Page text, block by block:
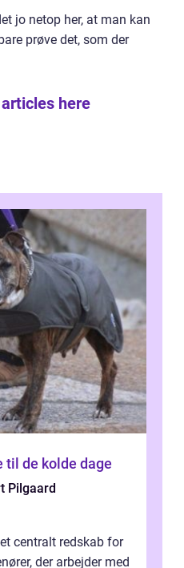
jo netop her, at man kan
prøve det, som der
here
til de kolde dage
Pilgaard
centralt redskab for
der arbejder med